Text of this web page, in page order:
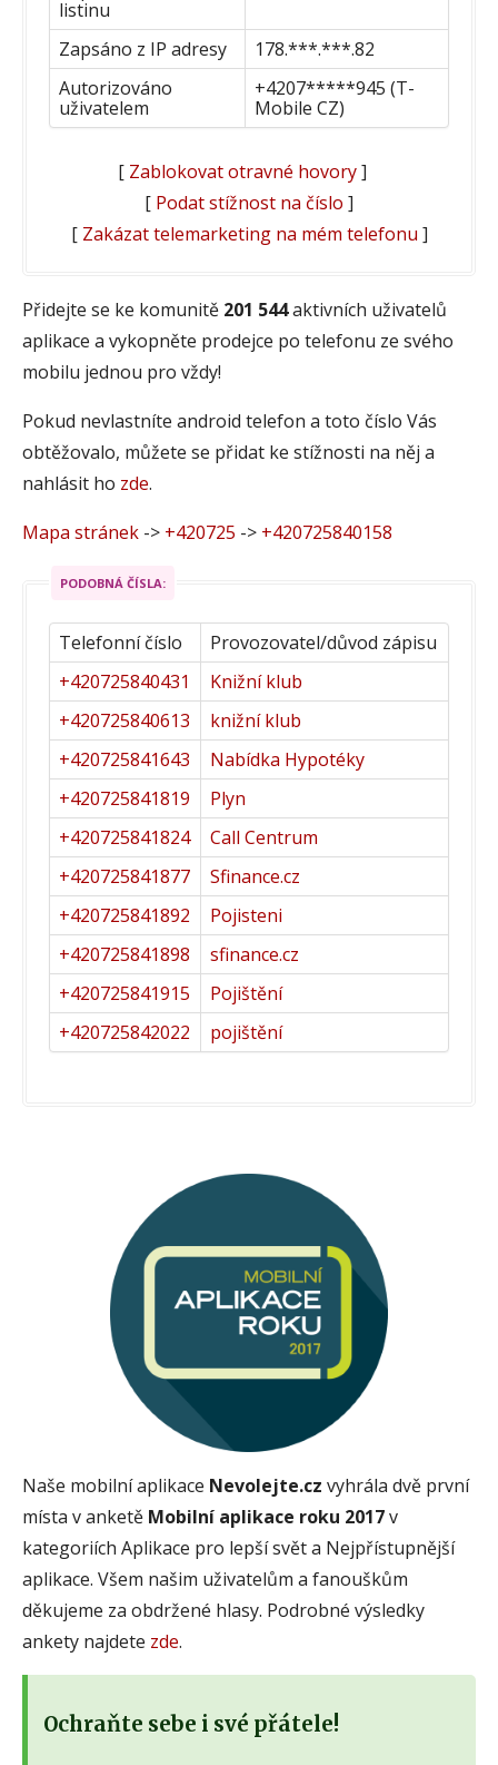
listinu
Zapsáno z IP adresy
178.***.***.82
Autorizováno
uživatelem
+4207*****945 (T-
Mobile CZ)
[ Zablokovat otravné hovory]
[ Podat stížnost na číslo ]
[ Zakázat telemarketing na mém telefonu ]
Přidejte se ke komunitě 201 544aktivních uživatelů
aplikace a vykopněte prodejce po telefonu ze svého
mobilu jednou pro vždy!
Pokud nevlastníte android telefon a toto číslo Vás
obtěžovalo, můžete se přidat ke stížnosti na něj a
nahlásit ho zde.
Mapa stránek -> +420725 -> +420725840158
PODOBNÁ ČÍSLA:
Telefonní číslo
Provozovatel/důvod zápisu
+420725840431
Knižní klub
+420725840613
knižní klub
+420725841643
Nabídka Hypotéky
+420725841819
Plyn
+420725841824
Call Centrum
+420725841877
Sfinance.cz
+420725841892
Pojisteni
+420725841898
sfinance.cz
+420725841915
Pojištění
+420725842022
pojištění
Naše mobilní aplikace Nevolejte.cz vyhrála dvě první
místa v anketě Mobilní aplikace roku 2017v
kategoriích Aplikace pro lepší svět a Nejpřístupnější
aplikace. Všem našim uživatelům a fanouškům
děkujeme za obdržené hlasy. Podrobné výsledky
ankety najdete zde.
Ochraňte sebe i své přátele!